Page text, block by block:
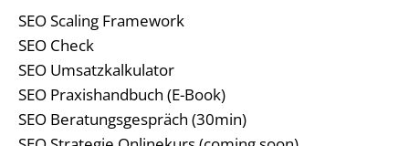
SEO Scaling Framework
SEO Check
SEO Umsatzkalkulator
SEO Praxishandbuch (E-Book)
SEO Beratungsgespräch (30min)